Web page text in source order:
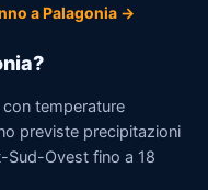
a Palagonia →
con temperature
previste precipitazioni
Sud-Ovest fino a 18